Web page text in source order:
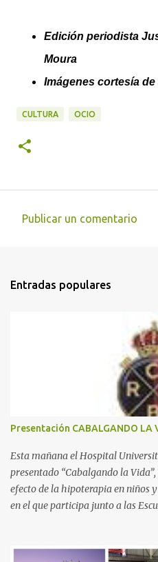
Edición periodista
Moura
Imágenes cortesía
CULTURA OCIO
e
s
Publicar un comentario
Entradas populares
Presentación CABALGANDO LA
Esta mañana el Hospital
presentado “Cabalgando la
efecto de la hipoterapia en niños
en el que participa junto a las
presencia de Emilio Zegrí,